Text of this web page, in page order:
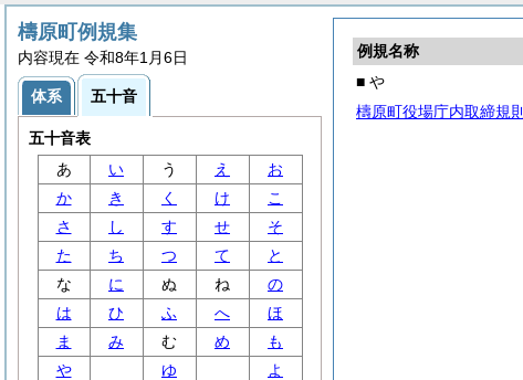
例規名称
■ や
檮原町役場庁内取締規則
檮原町例規集
内容現在 令和8年1月6日
体系 五十音
五十音表
あ
い う え
お
か
き く け
こ
さ
し す せ
そ
た
ち つ て
と
な
に ぬ ね
の
は
ひ ふ へ
ほ
ま
み む め
も
や
ゆ
よ